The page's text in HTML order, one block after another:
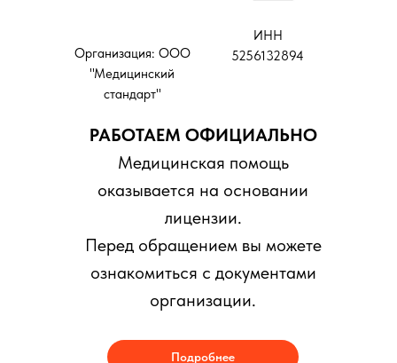
Организация: ООО
"Медицинский
стандарт"
ИНН
5256132894
РАБОТАЕМ ОФИЦИАЛЬНО
Медицинская помощь
оказывается на основании
лицензии.
Перед обращением вы можете
ознакомиться с документами
организации.
Подробнее